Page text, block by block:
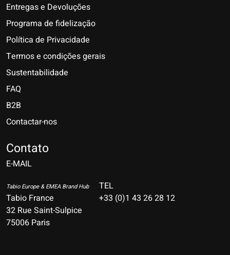
Entregas e Devoluções
Programa de fidelização
Política de Privacidade
Termos e condições gerais
Sustentabilidade
FAQ
B2B
Contactar-nos
Contato
E-MAIL
Tabio Europe & EMEA Brand Hub
Tabio France
32 Rue Saint-Sulpice
75006 Paris
TEL
+33 (0)1 43 26 28 12